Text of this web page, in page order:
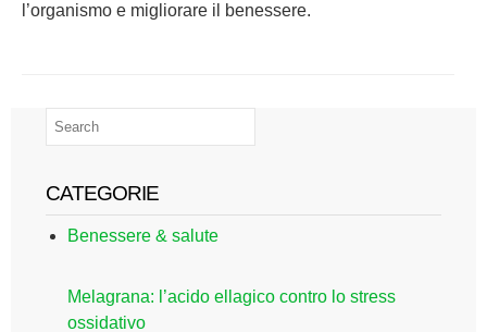
l’organismo e migliorare il benessere.
CATEGORIE
Benessere & salute
Melagrana: l’acido ellagico contro lo stress
ossidativo